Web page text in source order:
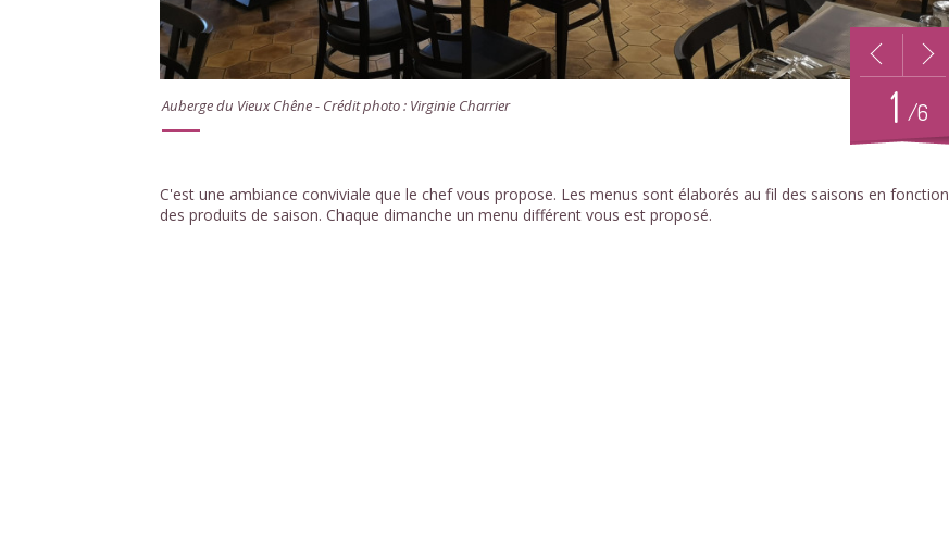
Auberge du Vieux Chêne - Crédit photo : Virginie Charrier 1 /6
C'est une ambiance conviviale que le chef vous propose. Les menus sont élaborés au fil des saisons en fonction
des produits de saison. Chaque dimanche un menu différent vous est proposé.